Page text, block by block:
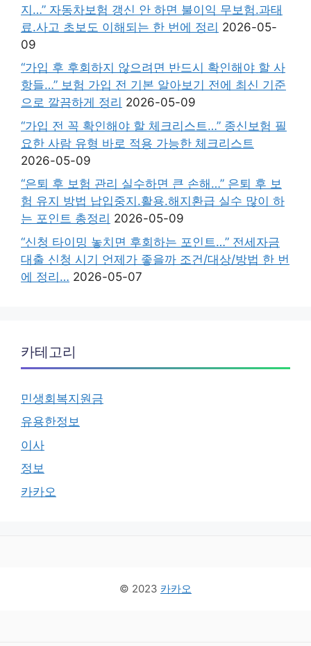
지…” 자동차보험 갱신 안 하면 불이익 무보험.과태
료.사고 초보도 이해되는 한 번에 정리 2026-05-
09
“가입 후 후회하지 않으려면 반드시 확인해야 할 사
항들…” 보험 가입 전 기본 알아보기 전에 최신 기준
으로 깔끔하게 정리 2026-05-09
“가입 전 꼭 확인해야 할 체크리스트…” 종신보험 필
요한 사람 유형 바로 적용 가능한 체크리스트
2026-05-09
“은퇴 후 보험 관리 실수하면 큰 손해…” 은퇴 후 보
험 유지 방법 납입중지.활용.해지환급 실수 많이 하
는 포인트 총정리 2026-05-09
“신청 타이밍 놓치면 후회하는 포인트…” 전세자금
대출 신청 시기 언제가 좋을까 조건/대상/방법 한 번
에 정리… 2026-05-07
카테고리
민생회복지원금
유용한정보
이사
정보
카카오
© 2023 카카오